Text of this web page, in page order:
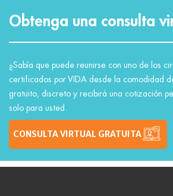
Obtenga una consulta
¿Sabía que puede reunirse con uno de los
certificados por VIDA desde la comodidad
gratuito, discreto y recibirá una cotización
solo para usted.
CONSULTA VIRTUAL GRATUITA